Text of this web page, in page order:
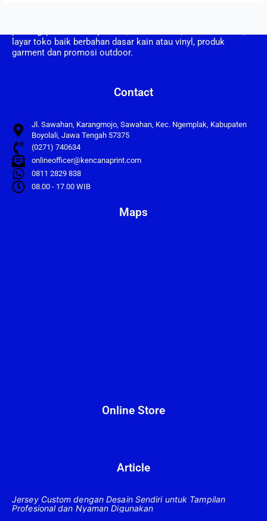
layar toko baik berbahan dasar kain atau vinyl, produk
garment dan promosi outdoor.
Contact
Jl. Sawahan, Karangmojo, Sawahan, Kec. Ngemplak, Kabupaten
Boyolali, Jawa Tengah 57375
(0271) 740634
onlineofficer@kencanaprint.com
0811 2829 838
08.00 - 17.00 WIB
Maps
Online Store
Article
Jersey Custom dengan Desain Sendiri untuk Tampilan
Profesional dan Nyaman Digunakan